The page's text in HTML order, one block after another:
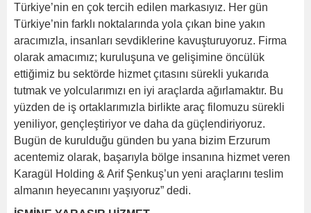
Türkiye’nin en çok tercih edilen markasıyız. Her gün
Türkiye’nin farklı noktalarında yola çıkan bine yakın
aracımızla, insanları sevdiklerine kavuşturuyoruz. Firma
olarak amacımız; kuruluşuna ve gelişimine öncülük
ettiğimiz bu sektörde hizmet çıtasını sürekli yukarıda
tutmak ve yolcularımızı en iyi araçlarda ağırlamaktır. Bu
yüzden de iş ortaklarımızla birlikte araç filomuzu sürekli
yeniliyor, gençleştiriyor ve daha da güçlendiriyoruz.
Bugün de kurulduğu günden bu yana bizim Erzurum
acentemiz olarak, başarıyla bölge insanına hizmet veren
Karagül Holding & Arif Şenkuş’un yeni araçlarını teslim
almanın heyecanını yaşıyoruz” dedi.